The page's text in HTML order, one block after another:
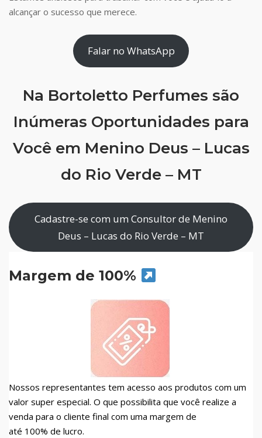
alcançar o sucesso que merece.
Falar no WhatsApp
Na Bortoletto Perfumes são
Inúmeras Oportunidades para
Você em Menino Deus – Lucas
do Rio Verde – MT
Cadastre-se com um Consultor de Menino
Deus – Lucas do Rio Verde – MT
Margem de 100%
Nossos representantes tem acesso aos produtos com um
valor super especial. O que possibilita que você realize a
venda para o cliente final com uma margem de
até 100% de lucro.